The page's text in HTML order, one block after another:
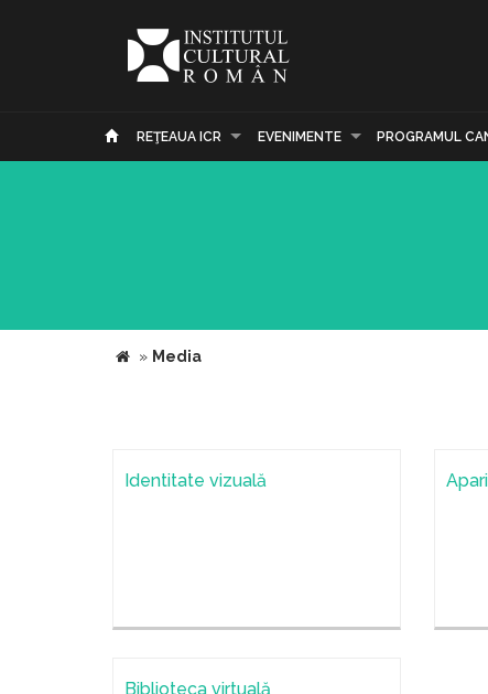
REŢEAUA ICR EVENIMENTE PROGRAMUL
» Media
Identitate vizuală
Biblioteca virtuală